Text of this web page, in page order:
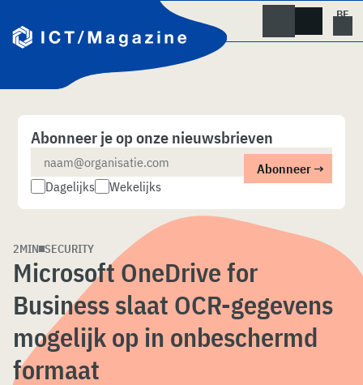
naar
content
Abonneer je op onze nieuwsbrieven
Dagelijks Wekelijks
2MIN SECURITY
Microsoft OneDrive for
Business slaat OCR-gegevens
mogelijk op in onbeschermd
formaat